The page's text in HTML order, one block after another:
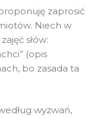
zaprosić
Niech w
słów:
(opis
bo zasada ta
wyzwań,